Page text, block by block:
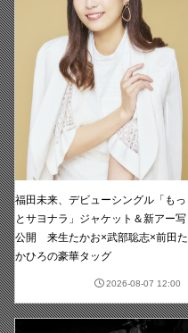
福田未来、デビューシングル「もっ
とサヨナラ」ジャケット＆新アー写
公開 来生たかお×武部聡志×前田た
かひろの豪華タッグ
2026-08-07 12:00